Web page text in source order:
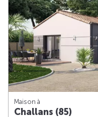
Maison à
Challans (85)